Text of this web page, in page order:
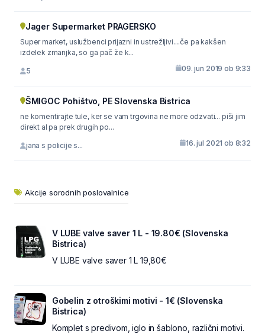
Jager Supermarket PRAGERSKO
Super market, uslužbenci prijazni in ustrežljivi....če pa kakšen
izdelek zmanjka, so ga pač že k...
5 09. jun 2019 ob 9:33
ŠMIGOC Pohištvo, PE Slovenska Bistrica
ne komentirajte tule, ker se vam trgovina ne more odzvati... piši jim
direkt al pa prek drugih po...
jana s policije s... 16. jul 2021 ob 8:32
Akcije sorodnih poslovalnice
V LUBE valve saver 1 L - 19.80€ (Slovenska
Bistrica)
V LUBE valve saver 1 L 19,80€
Gobelin z otroškimi motivi - 1€ (Slovenska
Bistrica)
Komplet s predivom, iglo in šablono, različni motivi.